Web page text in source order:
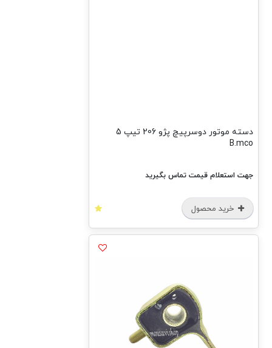
دسته موتور دوسرپیچ پژو 206 تیپ 5
B.mco
جهت استعلام قیمت تماس بگیرید
خرید محصول